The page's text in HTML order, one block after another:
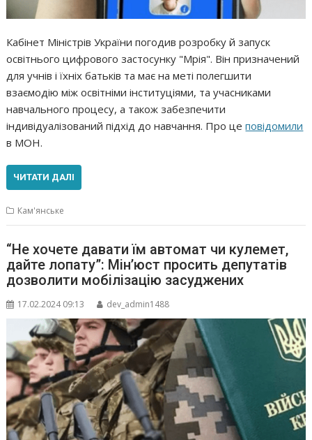
Кабінет Міністрів України погодив розробку й запуск
освітнього цифрового застосунку "Мрія". Він призначений
для учнів і їхніх батьків та має на меті полегшити
взаємодію між освітніми інституціями, та учасниками
навчального процесу, а також забезпечити
індивідуалізований підхід до навчання. Про цеповідомили
в МОН.
ЧИТАТИ ДАЛІ
Кам'янське
“Не хочете давати їм автомат чи кулемет,
дайте лопату”: Мін’юст просить депутатів
дозволити мобілізацію засуджених
17.02.2024 09:13 dev_admin1488